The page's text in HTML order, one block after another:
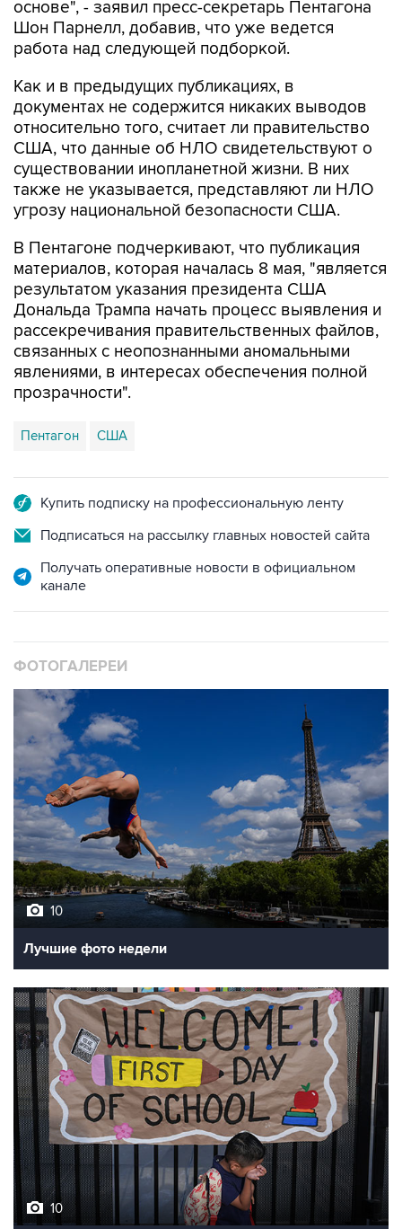
работа над следующей подборкой.
Как и в предыдущих публикациях, в
относительно того, считает ли правительство
США, что данные об НЛО свидетельствуют о
существовании инопланетной жизни. В них
также не указывается, представляют ли НЛО
угрозу национальной безопасности США.
В Пентагоне подчеркивают, что публикация
результатом указания президента США
Дональда Трампа начать процесс выявления и
рассекречивания правительственных файлов,
связанных с неопознанными аномальными
явлениями, в интересах обеспечения полной
прозрачности".
Пентагон США
Подписаться на рассылку главных новостей сайта
Получать оперативные новости в официальном
10
Лучшие фото недели
10
Фотохроника 7 августа